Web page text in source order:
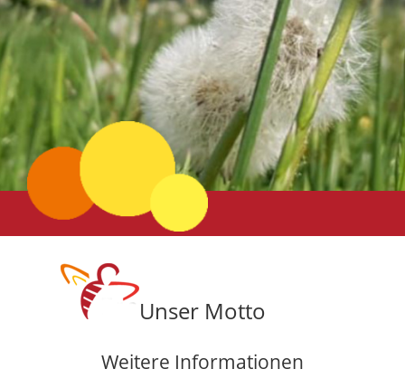
Unser Motto
Weitere Informationen